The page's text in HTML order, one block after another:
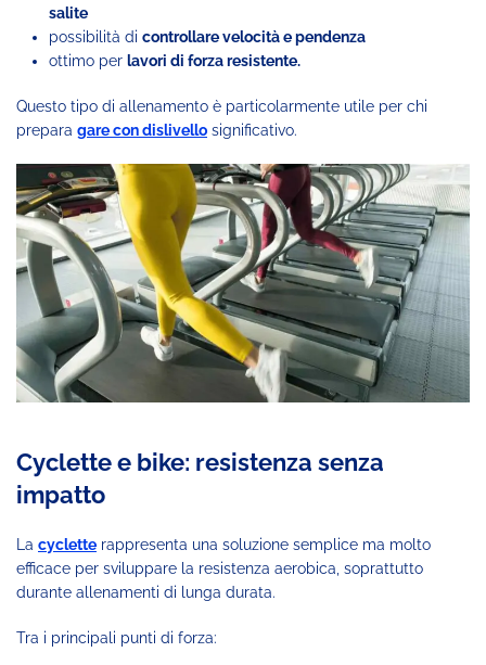
salite
possibilità di controllare velocità e pendenza
ottimo per lavori di forza resistente.
Questo tipo di allenamento è particolarmente utile per chi
prepara gare con dislivello significativo.
Cyclette e bike: resistenza senza
impatto
La cyclette rappresenta una soluzione semplice ma molto
efficace per sviluppare la resistenza aerobica, soprattutto
durante allenamenti di lunga durata.
Tra i principali punti di forza: